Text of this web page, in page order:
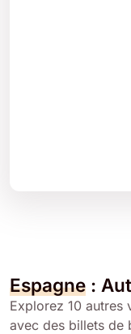
Espagne :
Explorez 10 autres
avec des billets de